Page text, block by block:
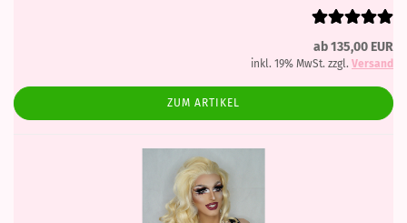
ab 135,00 EUR
inkl. 19% MwSt. zzgl. Versand
ZUM ARTIKEL